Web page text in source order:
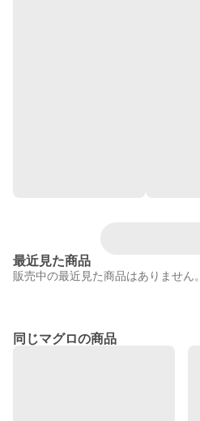
最近見た商品
販売中の最近見た商品はありません。
同じマグロの商品